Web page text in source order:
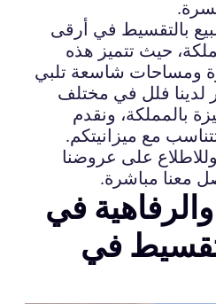
بالتقسيط في أرقى
حيث تتميز هذه
ومساحات شاسعة تلبي
لدينا فلل في مختلف
بالمملكة، ونقدم
مع ميزانيتكم.
على عروضنا
معنا مباشرة.
في
في